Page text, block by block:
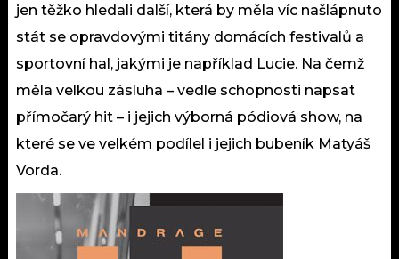
jen těžko hledali další, která by měla víc našlápnuto
stát se opravdovými titány domácích festivalů a
sportovní hal, jakými je například Lucie. Na čemž
měla velkou zásluha – vedle schopnosti napsat
přímočarý hit – i jejich výborná pódiová show, na
které se ve velkém podílel i jejich bubeník Matyáš
Vorda.